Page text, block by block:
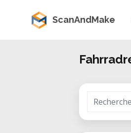
ScanAndMake